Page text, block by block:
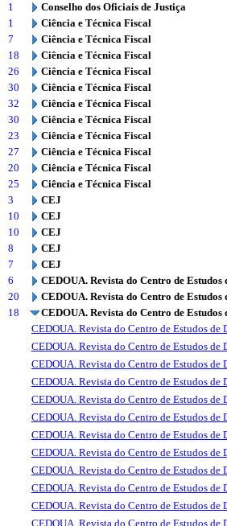
1
Conselho dos Oficiais de Justiça
1
Ciência e Técnica Fiscal
7
Ciência e Técnica Fiscal
18
Ciência e Técnica Fiscal
26
Ciência e Técnica Fiscal
30
Ciência e Técnica Fiscal
32
Ciência e Técnica Fiscal
30
Ciência e Técnica Fiscal
23
Ciência e Técnica Fiscal
27
Ciência e Técnica Fiscal
20
Ciência e Técnica Fiscal
25
Ciência e Técnica Fiscal
3
CEJ
10
CEJ
10
CEJ
8
CEJ
7
CEJ
6
CEDOUA. Revista do Centro de
20
CEDOUA. Revista do Centro de
18
CEDOUA. Revista do Centro de
CEDOUA. Revista do Centro de Estudos
CEDOUA. Revista do Centro de Estudos
CEDOUA. Revista do Centro de Estudos
CEDOUA. Revista do Centro de Estudos
CEDOUA. Revista do Centro de Estudos
CEDOUA. Revista do Centro de Estudos
CEDOUA. Revista do Centro de Estudos
CEDOUA. Revista do Centro de Estudos
CEDOUA. Revista do Centro de Estudos
CEDOUA. Revista do Centro de Estudos
CEDOUA. Revista do Centro de Estudos
CEDOUA. Revista do Centro de Estudos